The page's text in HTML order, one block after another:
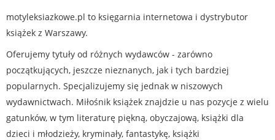
motyleksiazkowe.pl to księgarnia internetowa i dystrybutor
książek z Warszawy.
Oferujemy tytuły od różnych wydawców - zarówno
początkujących, jeszcze nieznanych, jak i tych bardziej
popularnych. Specjalizujemy się jednak w niszowych
wydawnictwach. Miłośnik książek znajdzie u nas pozycje z wielu
gatunków, w tym literaturę piękną, obyczajową, książki dla
dzieci i młodzieży, kryminały, fantastykę, książki